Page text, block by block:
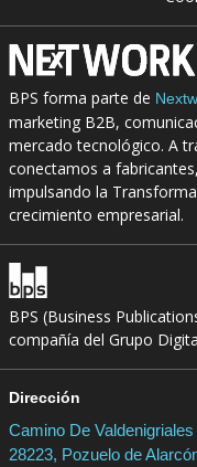
BPS forma parte de
marketing B2B,
mercado tecnológico. A
conectamos a
impulsando la
crecimiento empresarial.
BPS (Business
compañía del Grupo
Dirección
Camino De Valdenigriales
28223, Pozuelo de